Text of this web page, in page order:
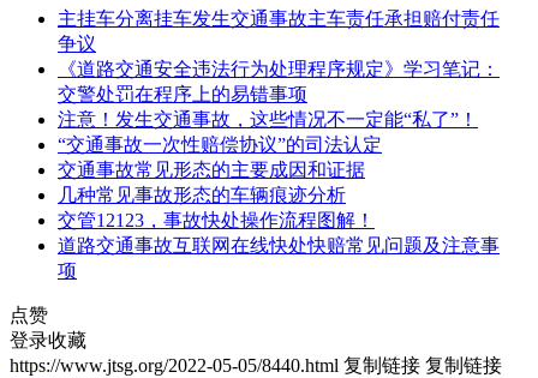
主挂车分离挂车发生交通事故主车责任承担赔付责任
争议
《道路交通安全违法行为处理程序规定》学习笔记：
交警处罚在程序上的易错事项
注意！发生交通事故，这些情况不一定能“私了”！
“交通事故一次性赔偿协议”的司法认定
交通事故常见形态的主要成因和证据
几种常见事故形态的车辆痕迹分析
交管12123，事故快处操作流程图解！
道路交通事故互联网在线快处快赔常见问题及注意事
项
点赞
登录收藏
https://www.jtsg.org/2022-05-05/8440.html 复制链接 复制链接